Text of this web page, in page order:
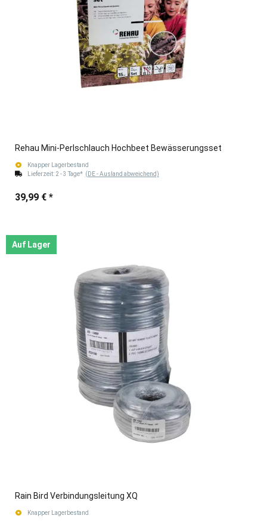
Rehau Mini-Perlschlauch Hochbeet Bewässerungsset
Knapper Lagerbestand
Lieferzeit: 2 - 3 Tage* (DE - Ausland abweichend)
39,99 € *
Auf Lager
Rain Bird Verbindungsleitung XQ
Knapper Lagerbestand